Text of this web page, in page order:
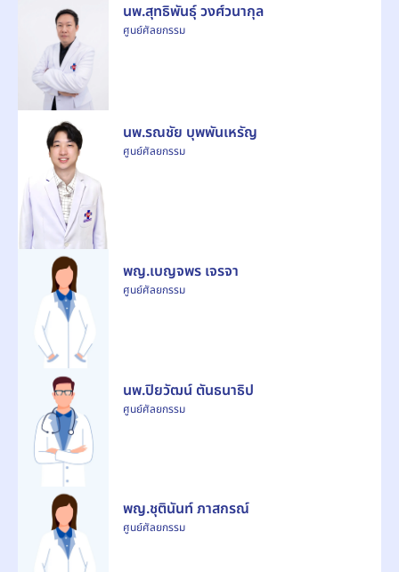
นพ.สุทธิพันธุ์ วงศ์วนากุล
ศูนย์ศัลยกรรม
นพ.รณชัย บุพพันเหรัญ
ศูนย์ศัลยกรรม
พญ.เบญจพร เจรจา
ศูนย์ศัลยกรรม
นพ.ปิยวัฒน์ ตันธนาธิป
ศูนย์ศัลยกรรม
พญ.ชุตินันท์ ภาสกรณ์
ศูนย์ศัลยกรรม